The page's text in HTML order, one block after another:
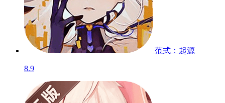
范式：起源
8.9